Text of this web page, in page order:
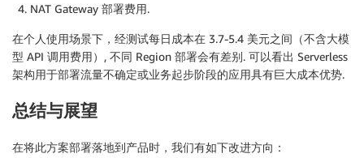
NAT Gateway 部署费用.
在个人使用场景下，经测试每日成本在 3.7-5.4 美元之间（不含大模
型 API 调用费用）, 不同 Region 部署会有差别. 可以看出 Serverless
架构用于部署流量不确定或业务起步阶段的应用具有巨大成本优势.
总结与展望
在将此方案部署落地到产品时，我们有如下改进方向：